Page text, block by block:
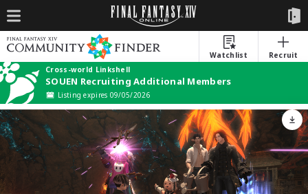
Watchlist
Recruit
Cross-world Linkshell
SOUEN Recruiting Additional Members
Listing expires 09/05/2026